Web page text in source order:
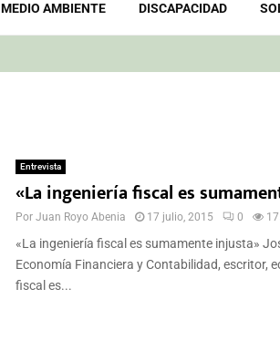
MEDIO AMBIENTE DISCAPACIDAD
Entrevista
«La ingeniería fiscal es
Por Juan Royo Abenia 17 julio, 2015 0
«La ingeniería fiscal es sumamente injusta»
Economía Financiera y Contabilidad, escritor,
fiscal es...